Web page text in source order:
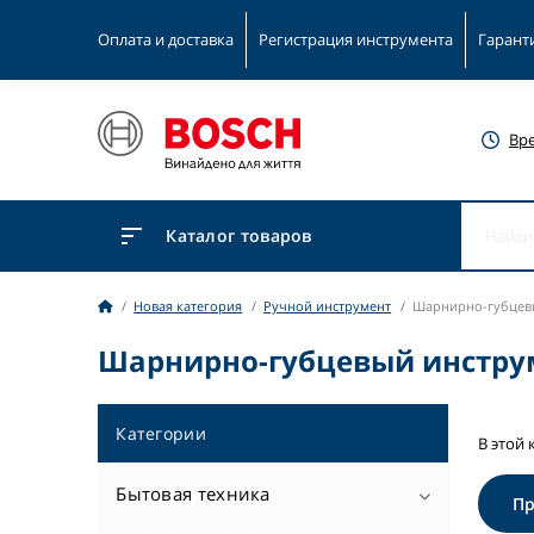
Оплата и доставка Регистрация инструмента
Каталог товаров
Новая категория Ручной инструмент Шарнирно-
Шарнирно-губцевый
Категории
Бытовая техника
В этой